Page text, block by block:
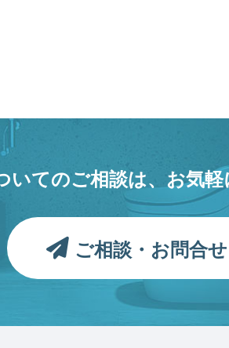
いてのご相談は、 お気
ご相談・お問合